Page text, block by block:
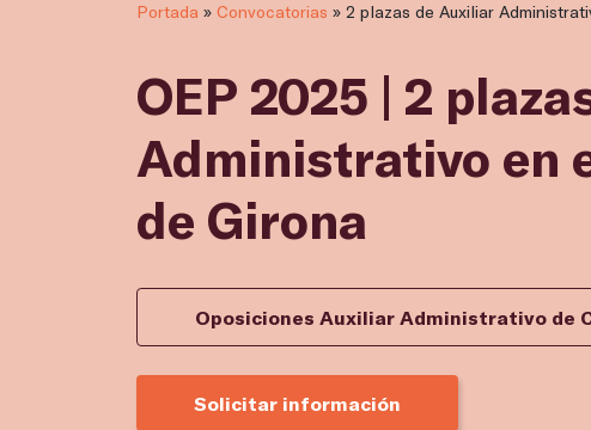
Portada » Convocatorias » 2 plazas de Auxiliar
OEP 2025 | 2
Administrativo en
de Girona
Oposiciones Auxiliar Administrativo de
Solicitar información